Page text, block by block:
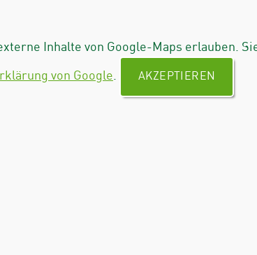
Inhalte von Google-Maps erlauben.
von Google AKZEPTIEREN